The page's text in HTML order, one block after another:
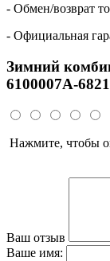
- Обмен/возврат
- Официальная
Зимний
6100007A-6821
Нажмите, чтобы
Ваш отзыв
Ваше имя: